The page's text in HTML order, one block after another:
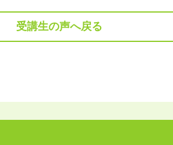
受講生の声へ戻る